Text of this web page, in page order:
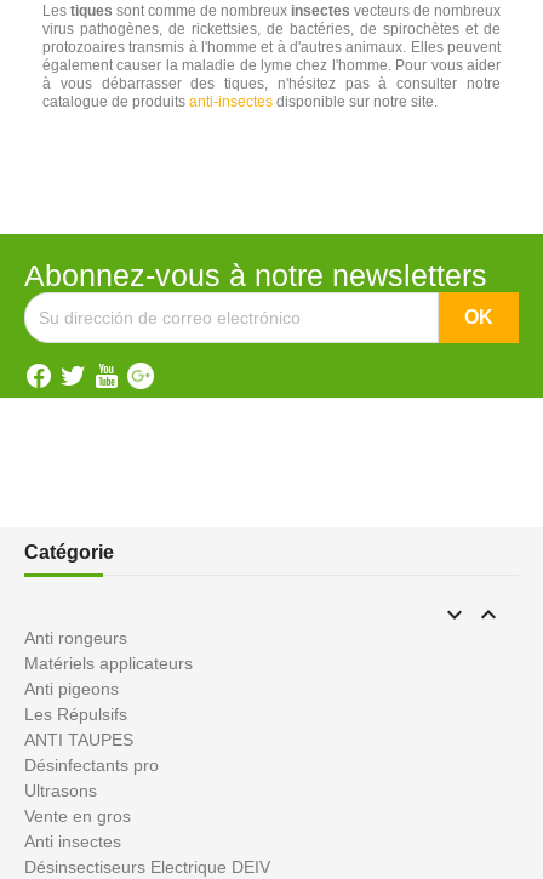
Les tiques sont comme de nombreux insectes vecteurs de nombreux
virus pathogènes, de rickettsies, de bactéries, de spirochètes et de
protozoaires transmis à l'homme et à d'autres animaux. Elles peuvent
également causer la maladie de lyme chez l'homme. Pour vous aider
à vous débarrasser des tiques, n'hésitez pas à consulter notre
catalogue de produits anti-insectes disponible sur notre site.
Abonnez-vous à notre newsletters
Catégorie
 
Anti rongeurs
Matériels applicateurs
Anti pigeons
Les Répulsifs
ANTI TAUPES
Désinfectants pro
Ultrasons
Vente en gros
Anti insectes
Désinsectiseurs Electrique DEIV